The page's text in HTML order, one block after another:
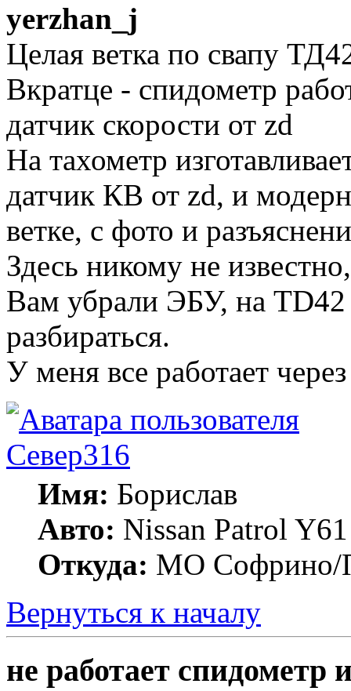
yerzhan_j
Целая ветка по свапу
Вкратце - спидометр
датчик скорости от zd
На тахометр
датчик КВ от zd, и
ветке, с фото и
Здесь никому не
Вам убрали ЭБУ, на
разбираться.
У меня все работает
Север316
Имя: Борислав
Авто: Nissan Patrol
Откуда: МО Софрино/
Вернуться к началу
не работает